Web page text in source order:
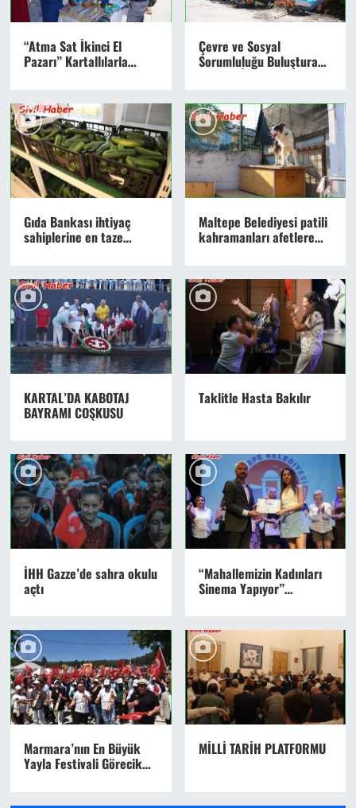
“Atma Sat İkinci El
Pazarı” Kartallılarla
Çevre ve Sosyal
Sorumluluğu Buluşturan
Gıda Bankası ihtiyaç
sahiplerine en taze
Maltepe Belediyesi patili
kahramanları afetlere
KARTAL’DA KABOTAJ
BAYRAMI COŞKUSU
Taklitle Hasta Bakılır
İHH Gazze’de sahra okulu
açtı
“Mahallemizin Kadınları
Sinema Yapıyor”
Marmara’nın En Büyük
Yayla Festivali Görecik
MİLLİ TARİH PLATFORMU